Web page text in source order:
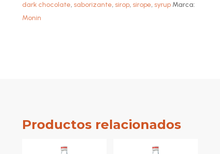
t
dark chocolate, saborizante, sirop, sirope, syrup Marca:
Monin
Productos relacionados